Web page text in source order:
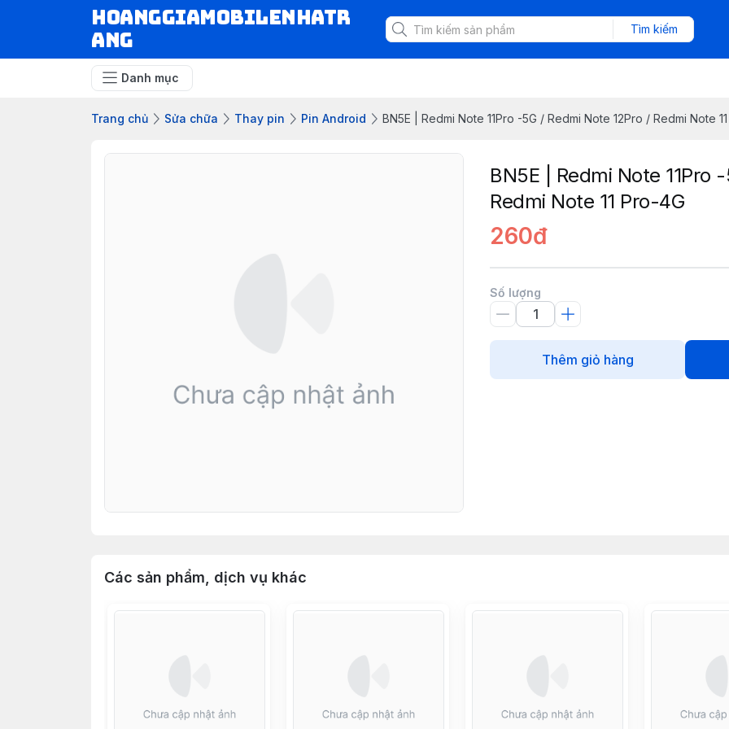
hoanggiamobilenhatr
ang
Tìm kiếm
Danh mục
Trang chủ Sửa chữa Thay pin Pin Android BN5E | Redmi Note 11Pro -5G / Redmi Note 12Pro / Redmi Note
BN5E | Redmi Note 11Pro
Redmi Note 11 Pro-4G
260đ
Số lượng
Thêm giỏ hàng
Các sản phẩm, dịch vụ khác